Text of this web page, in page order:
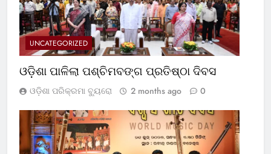
UNCATEGORIZED
ଓଡ଼ିଶା ପାଳିଲା ପଶ୍ଚିମବଙ୍ଗ ପ୍ରତିଷ୍ଠା ଦିବସ
ଓଡ଼ିଶା ପରିକ୍ରମା ବ୍ୟୁରୋ 2 months ago 0